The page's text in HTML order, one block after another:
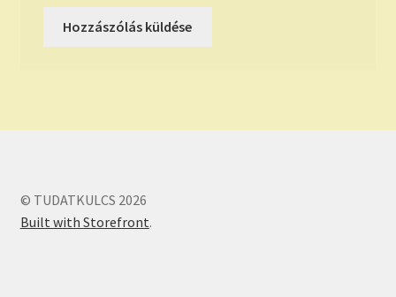
© TUDATKULCS 2026
Built with Storefront.